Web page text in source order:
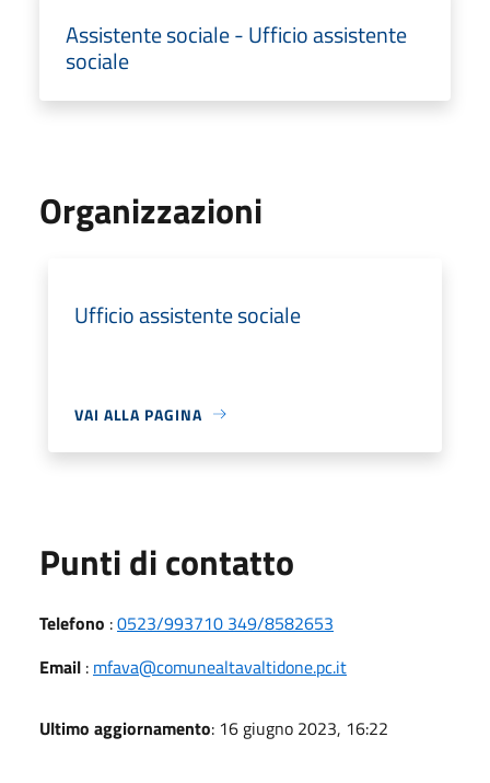
Assistente sociale - Ufficio assistente
sociale
Organizzazioni
Ufficio assistente sociale
VAI ALLA PAGINA
Punti di contatto
Telefono :0523/993710 349/8582653
Email : mfava@comunealtavaltidone.pc.it
Ultimo aggiornamento: 16 giugno 2023, 16:22